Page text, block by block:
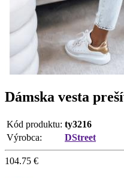
Dámska vesta
Kód produktu: ty3216
Výrobca:
DStreet
104.75 €